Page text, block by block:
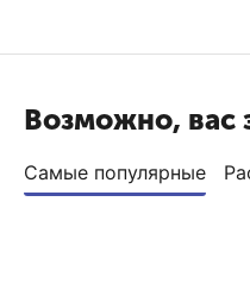
Возможно, вас
Самые популярные